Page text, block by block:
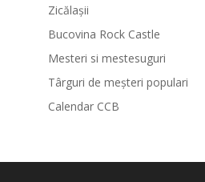
Zicălașii
Bucovina Rock Castle
Mesteri si mestesuguri
Târguri de meșteri populari
Calendar CCB